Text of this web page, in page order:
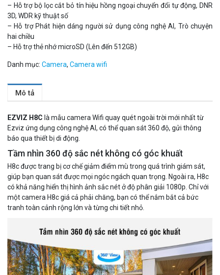
– Hỗ trợ bộ lọc cắt bỏ tín hiệu hồng ngoại chuyển đổi tự động, DNR
3D, WDR kỹ thuật số
– Hỗ trợ Phát hiện dáng người sử dụng công nghệ AI, Trò chuyện
hai chiều
– Hỗ trợ thẻ nhớ microSD (Lên đến 512GB)
Danh mục: Camera, Camera wifi
Mô tả
EZVIZ H8C là mẫu camera Wifi quay quét ngoài trời mới nhất từ
Ezviz ứng dụng công nghệ AI, có thể quan sát 360 độ, gửi thông
báo qua thiết bị di động.
Tầm nhìn 360 độ sắc nét không có góc khuất
H8c được trang bị cơ chế giảm điểm mù trong quá trình giám sát,
giúp bạn quan sát được mọi ngóc ngách quan trọng. Ngoài ra, H8c
có khả năng hiển thị hình ảnh sắc nét ở độ phân giải 1080p. Chỉ với
một camera H8c giá cả phải chăng, bạn có thể nắm bắt cả bức
tranh toàn cảnh rộng lớn và từng chi tiết nhỏ.